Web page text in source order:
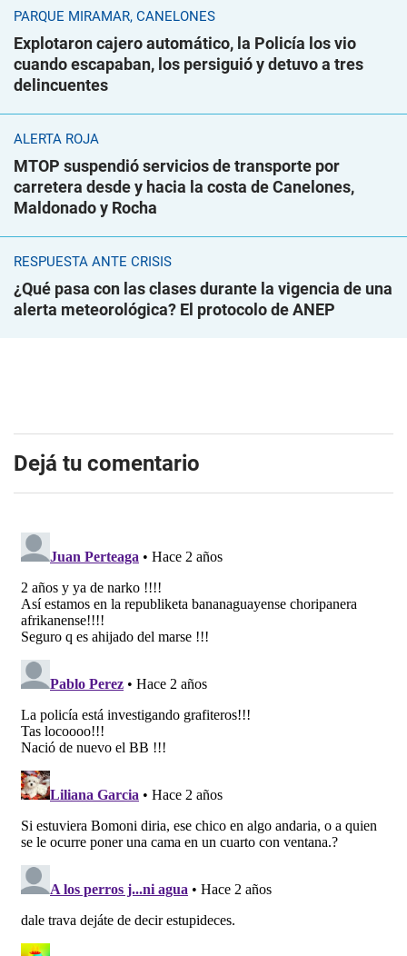
PARQUE MIRAMAR, CANELONES
Explotaron cajero automático, la Policía los vio
cuando escapaban, los persiguió y detuvo a tres
delincuentes
ALERTA ROJA
MTOP suspendió servicios de transporte por
carretera desde y hacia la costa de Canelones,
Maldonado y Rocha
RESPUESTA ANTE CRISIS
¿Qué pasa con las clases durante la vigencia de una
alerta meteorológica? El protocolo de ANEP
Dejá tu comentario